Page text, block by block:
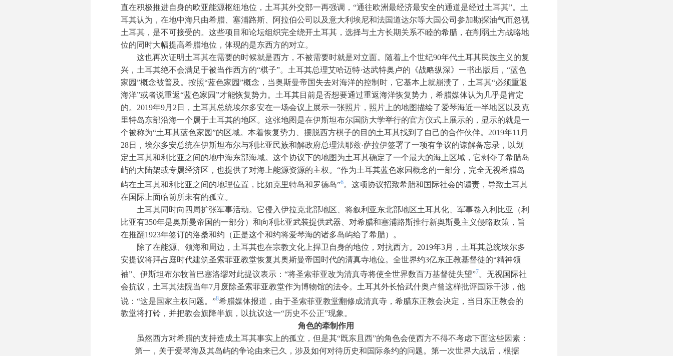
直在积极推进自身的欧亚能源枢纽地位，土耳其外交部一再强调，“通往欧洲最经济最安全的通道是经过土耳其”。土
耳其认为，在地中海只由希腊、塞浦路斯、阿拉伯公司以及意大利埃尼和法国道达尔等大国公司参加勘探油气而忽视
土耳其，是不可接受的。这些项目和论坛组织完全绕开土耳其，选择与土方长期关系不睦的希腊，在削弱土方战略地
位的同时大幅提高希腊地位，体现的是东西方的对立。
这也再次证明土耳其在需要的时候就是西方，不被需要时就是对立面。随着上个世纪90年代土耳其民族主义的复
兴，土耳其绝不会满足于被当作西方的“棋子”。土耳其总理艾哈迈特·达武特奥卢的《战略纵深》一书出版后，“蓝色
家园”概念被普及。按照“蓝色家园”概念，当奥斯曼帝国失去对海洋的控制时，它基本上就崩溃了，土耳其“必须重返
海洋”或者说重返“蓝色家园”才能恢复势力。土耳其目前是否想要通过重返海洋恢复势力，希腊媒体认为几乎是肯定
的。2019年9月2日，土耳其总统埃尔多安在一场会议上展示一张照片，照片上的地图描绘了爱琴海近一半地区以及克
里特岛东部沿海一个属于土耳其的地区。这张地图是在伊斯坦布尔国防大学举行的官方仪式上展示的，显示的就是一
个被称为“土耳其蓝色家园”的区域。本着恢复势力、摆脱西方棋子的目的土耳其找到了自己的合作伙伴。2019年11月
28日，埃尔多安总统在伊斯坦布尔与利比亚民族和解政府总理法耶兹·萨拉伊签署了一项有争议的谅解备忘录，以划
定土耳其和利比亚之间的地中海东部海域。这个协议下的地图为土耳其确定了一个最大的海上区域，它剥夺了希腊岛
屿的大陆架或专属经济区，也提供了对海上能源资源的主权。“作为土耳其蓝色家园概念的一部分，完全无视希腊岛
屿在土耳其和利比亚之间的地理位置，比如克里特岛和罗德岛”6。这项协议招致希腊和国际社会的谴责，导致土耳其
在国际上面临前所未有的孤立。
土耳其同时向四周扩张军事活动。它侵入伊拉克北部地区、将叙利亚东北部地区土耳其化、军事卷入利比亚（利
比亚有350年是奥斯曼帝国的一部分）和向利比亚武装提供武器、对希腊和塞浦路斯推行新奥斯曼主义侵略政策，旨
在推翻1923年签订的洛桑和约（正是这个和约将爱琴海的诸多岛屿给了希腊）。
除了在能源、领海和周边，土耳其也在宗教文化上捍卫自身的地位，对抗西方。2019年3月，土耳其总统埃尔多
安提议将拜占庭时代建筑圣索菲亚教堂恢复其奥斯曼帝国时代的清真寺地位。全世界约3亿东正教基督徒的“精神领
袖”、伊斯坦布尔牧首巴塞洛缪对此提议表示：“将圣索菲亚改为清真寺将使全世界数百万基督徒失望”7。无视国际社
会抗议，土耳其法院当年7月废除圣索菲亚教堂作为博物馆的法令。土耳其外长恰武什奥卢曾这样批评国际干涉，他
说：“这是国家主权问题。”8希腊媒体报道，由于圣索菲亚教堂翻修成清真寺，希腊东正教会决定，当日东正教会的
教堂将打铃，并把教会旗降半旗，以抗议这一“历史不公正”现象。
角色的牵制作用
虽然西方对希腊的支持造成土耳其事实上的孤立，但是其“既东且西”的角色会使西方不得不考虑下面这些因素：
第一，关于爱琴海及其岛屿的争论由来已久，涉及如何对待历史和国际条约的问题。第一次世界大战后，根据